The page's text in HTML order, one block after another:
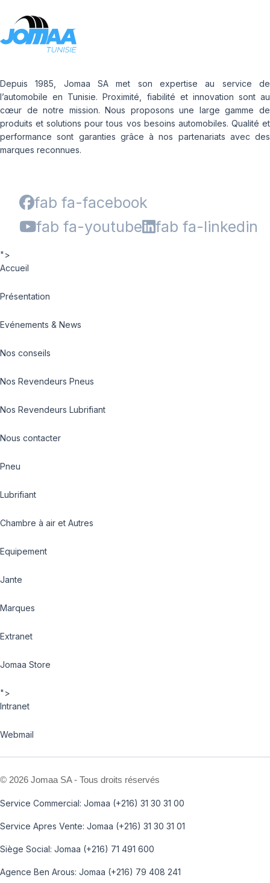
Depuis 1985, Jomaa SA met son expertise au service de
l’automobile en Tunisie. Proximité, fiabilité et innovation sont au
cœur de notre mission. Nous proposons une large gamme de
produits et solutions pour tous vos besoins automobiles. Qualité et
performance sont garanties grâce à nos partenariats avec des
marques reconnues.
fab fa-facebook
fab fa-youtube
fab fa-linkedin
">
Accueil
Présentation
Evénements & News
Nos conseils
Nos Revendeurs Pneus
Nos Revendeurs Lubrifiant
Nous contacter
Pneu
Lubrifiant
Chambre à air et Autres
Equipement
Jante
Marques
Extranet
Jomaa Store
">
Intranet
Webmail
© 2026 Jomaa SA - Tous droits réservés
Service Commercial: Jomaa (+216) 31 30 31 00
Service Apres Vente: Jomaa (+216) 31 30 31 01
Siège Social: Jomaa (+216) 71 491 600
Agence Ben Arous: Jomaa (+216) 79 408 241